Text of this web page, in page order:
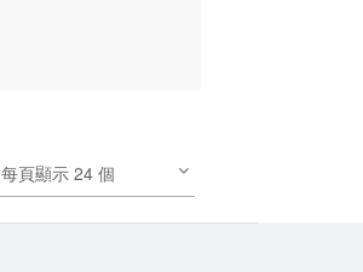
每頁顯示 24 個